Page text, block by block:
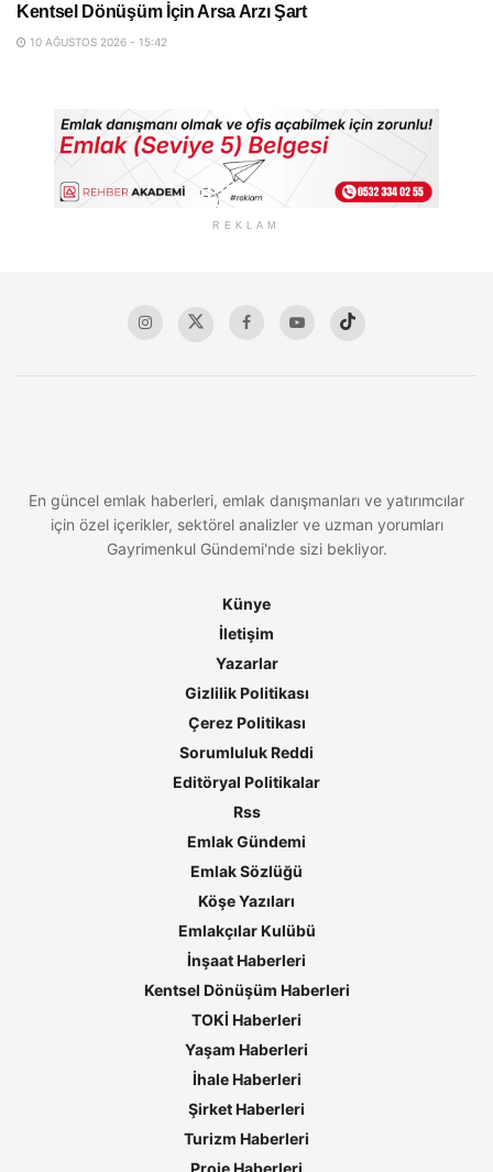
Kentsel Dönüşüm İçin Arsa Arzı Şart
10 AĞUSTOS 2026 - 15:42
REKLAM
En güncel emlak haberleri, emlak danışmanları ve yatırımcılar
için özel içerikler, sektörel analizler ve uzman yorumları
Gayrimenkul Gündemi'nde sizi bekliyor.
Künye
İletişim
Yazarlar
Gizlilik Politikası
Çerez Politikası
Sorumluluk Reddi
Editöryal Politikalar
Rss
Emlak Gündemi
Emlak Sözlüğü
Köşe Yazıları
Emlakçılar Kulübü
İnşaat Haberleri
Kentsel Dönüşüm Haberleri
TOKİ Haberleri
Yaşam Haberleri
İhale Haberleri
Şirket Haberleri
Turizm Haberleri
Proje Haberleri